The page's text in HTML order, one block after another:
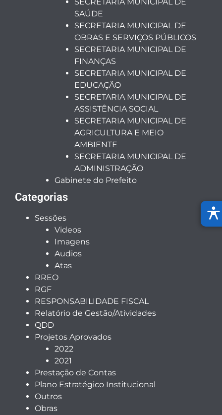
SAÚDE
SECRETARIA MUNICIPAL DE
OBRAS E SERVIÇOS PÚBLICOS
SECRETARIA MUNICIPAL DE
FINANÇAS
SECRETARIA MUNICIPAL DE
EDUCAÇÃO
SECRETARIA MUNICIPAL DE
ASSISTÊNCIA SOCIAL
SECRETARIA MUNICIPAL DE
AGRICULTURA E MEIO
AMBIENTE
SECRETARIA MUNICIPAL DE
ADMINISTRAÇÃO
Gabinete do Prefeito
Categorias
Sessões
Videos
Imagens
Audios
Atas
RREO
RGF
RESPONSABILIDADE FISCAL
Relatório de Gestão/Atividades
QDD
Projetos Aprovados
2022
2021
Prestação de Contas
Plano Estratégico Institucional
Outros
Obras